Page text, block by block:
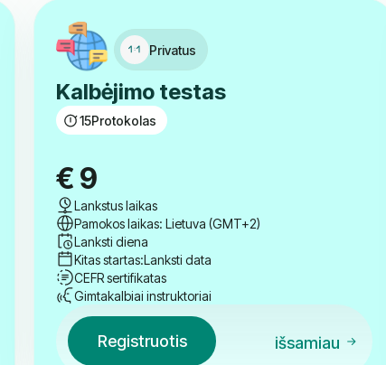
Privatus
Kalbėjimo testas
15Protokolas
€ 9
Lankstus laikas
Pamokos laikas: Lietuva (GMT+2)
Lanksti diena
Kitas startas:Lanksti data
CEFR sertifikatas
Gimtakalbiai instruktoriai
Registruotis išsamiau